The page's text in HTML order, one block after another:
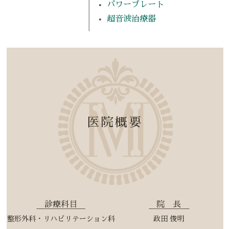
パワープレート
超音波治療器
医院概要
診療科目
整形外科・リハビリテーション科
院 長
政田 俊明